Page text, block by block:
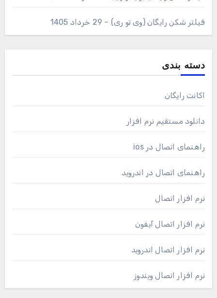
فیلتر شکن رایگان (وی تو ری) – 29 خرداد 1405
دسته بندی
اکانت رایگان
دانلود مستقیم نرم افزار
راهنمای اتصال در ios
راهنمای اتصال در اندروید
نرم افزار اتصال
نرم افزار اتصال آیفون
نرم افزار اتصال اندروید
نرم افزار اتصال ویندوز